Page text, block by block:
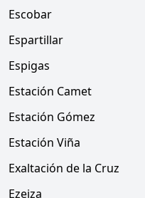
Escobar
Espartillar
Espigas
Estación Camet
Estación Gómez
Estación Viña
Exaltación de la Cruz
Ezeiza